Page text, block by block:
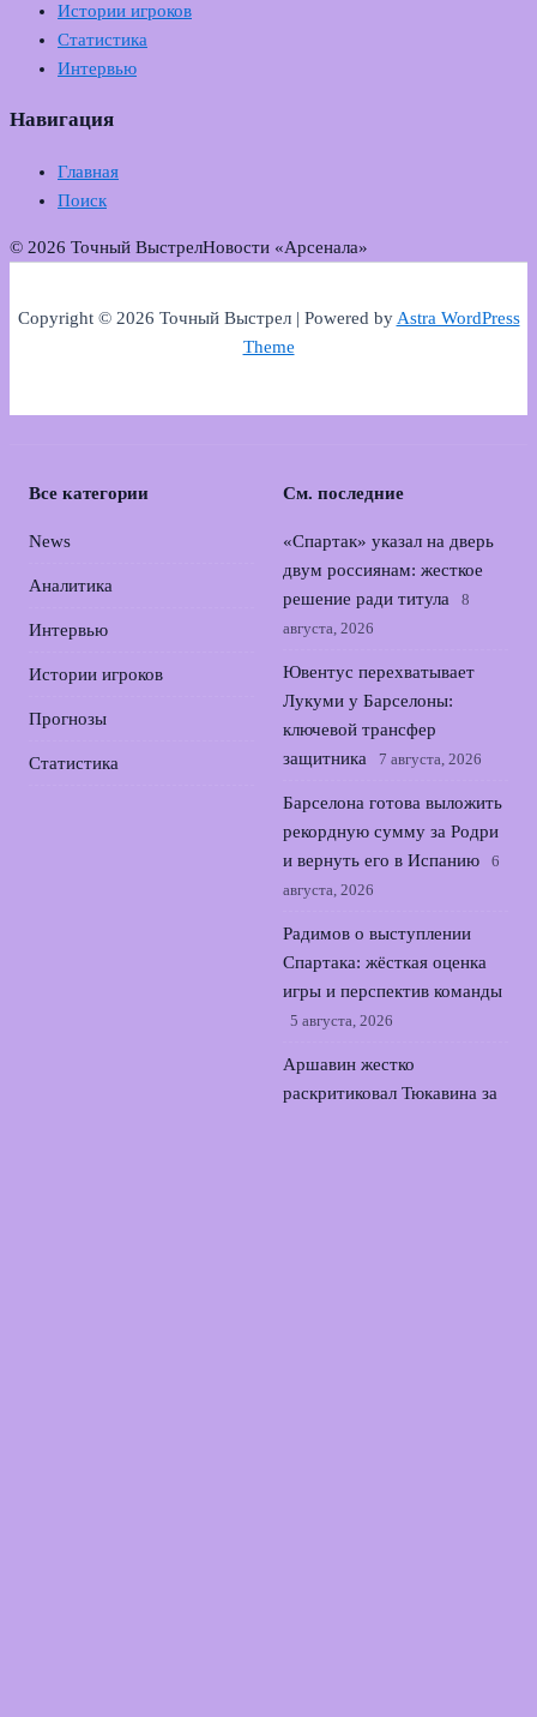
Истории игроков
Статистика
Интервью
Навигация
Главная
Поиск
© 2026 Точный ВыстрелНовости «Арсенала»
Copyright © 2026 Точный Выстрел | Powered byAstra WordPress
Theme
Все категории
News
Аналитика
Интервью
Истории игроков
Прогнозы
Статистика
См. последние
«Спартак» указал на дверь
двум россиянам: жесткое
решение ради титула
8
августа, 2026
Ювентус перехватывает
Лукуми у Барселоны:
ключевой трансфер
защитника
7 августа, 2026
Барселона готова выложить
рекордную сумму за Родри
и вернуть его в Испанию
6
августа, 2026
Радимов о выступлении
Спартака: жёсткая оценка
игры и перспектив команды
5 августа, 2026
Аршавин жестко
раскритиковал Тюкавина за